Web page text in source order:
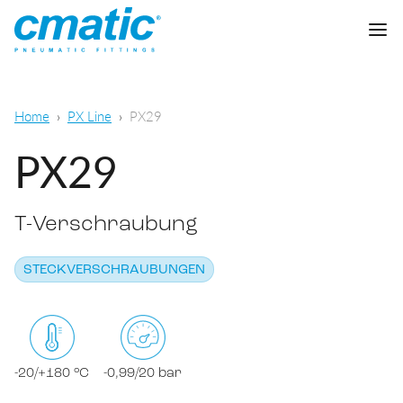
Steckverschraubungen
Schnellverschraubungen
Schneidringverschraubungen
Standardverschraubungen
Lebensmittel- und chemisch-
pharmazeutischer Sektor
Cmatic Lab
Qualität
Vertriebsnetz
Download
KATALOG DOWNLOADEN
Home PX Line PX29
PX29
T-Verschraubung
STECKVERSCHRAUBUNGEN
-20/+180 °C -0,99/20 bar